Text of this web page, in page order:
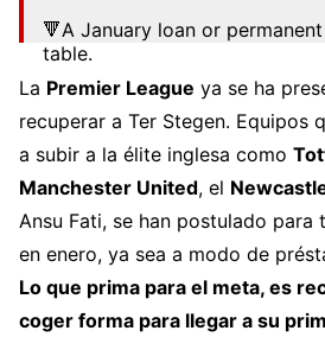
🔻A January loan or
table.
👀Manchester United,
Monaco are among the
https://t.co/zwwW5AQpLr
pic.twitter.com/2Ne0YGQeck
— Ekrem KONUR
2025
La Premier League ya se ha
recuperar a Ter Stegen. Equipos
a subir a la élite inglesa como
Manchester United, el
Ansu Fati, se han postulado para
en enero, ya sea a modo de
Lo que prima para el meta, es
coger forma para llegar a su